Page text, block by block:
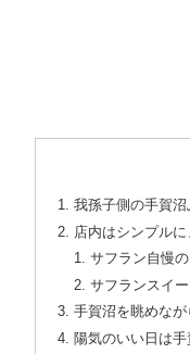
我孫子側の手賀
店内はシンプル
サフラン自慢
サフランスイ
手賀沼を眺めなが
陽気のいい日は